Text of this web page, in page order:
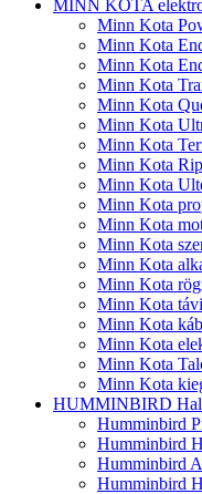
MINN KOTA
Minn Kota
Minn Kota
Minn Kota
Minn Kota
Minn Kota
Minn Kota
Minn Kota
Minn Kota
Minn Kota
Minn Kota
Minn Kota
Minn Kota
Minn Kota
Minn Kota
Minn Kota
Minn Kota
Minn Kota
Minn Kota
Minn Kota
HUMMINBIRD
Humminbird
Humminbird
Humminbird
Humminbird